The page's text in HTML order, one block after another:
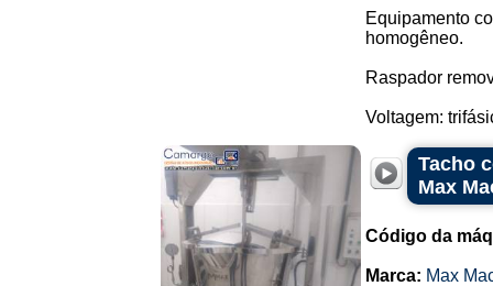
Equipamento
homogêneo.
Raspador
Voltagem:
Tacho
Max
Código da
Marca: Max